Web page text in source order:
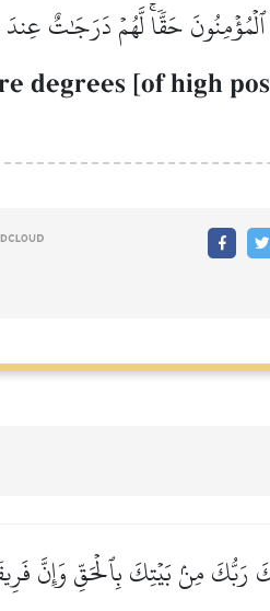
حَقّٗاۚ لَّهُمۡ دَرَجَٰتٌ
degrees [of high
مِنۢ بَيۡتِكَ بِٱلۡحَقِّ وَإِنَّ